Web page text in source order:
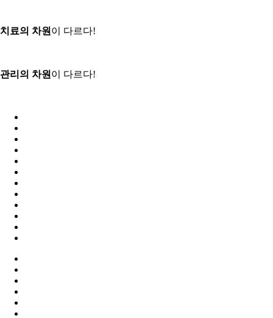
치료의 차원이 다르다!
관리의 차원이 다르다!